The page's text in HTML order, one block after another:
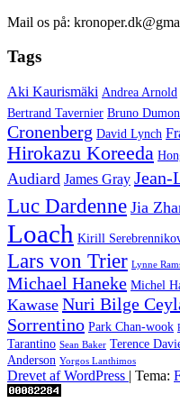
Mail os på:
Tags
Aki Kaurismäki Andrea Arnold
Bertrand Tavernier Bruno
Cronenberg David Lynch
Hirokazu Koreeda
Audiard James Gray Jean-
Luc Dardenne Jia
Loach Kirill
Lars von Trier Lynne
Michael Haneke Michel
Kawase Nuri Bilge
Sorrentino Park Chan-wook
Tarantino Sean Baker Terence
Anderson Yorgos Lanthimos
Drevet af WordPress | Tema: